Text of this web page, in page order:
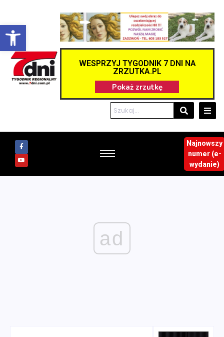
Otwórz pasek narzędzi
WESPRZYJ TYGODNIK 7 DNI NA
ZRZUTKA.PL
Najnowszy
numer (e-
wydanie)
ad